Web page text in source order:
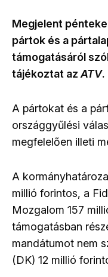
Megjelent
pártok és a
támogatásáról
tájékoztat az ATV.
A pártokat és a
országgyűlési
megfelelően illeti
A
millió forintos, a
Mozgalom 157
támogatásban
mandátumot nem
(DK) 12 millió